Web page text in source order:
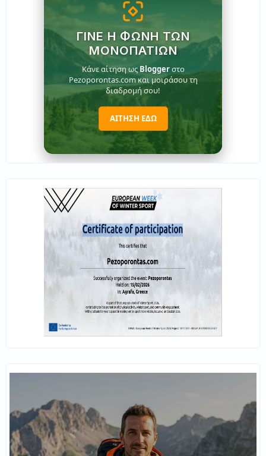
ΓΊΝΕ Η ΦΩΝΉ ΤΩΝ
ΜΟΝΟΠΑΤΙΏΝ
Κάνε αίτηση ως Bloggerστο
Pezoporontas.com και μοιράσου τη
διαδρομή σου!
ΑΙΤΗΣΗ ΕΔΩ